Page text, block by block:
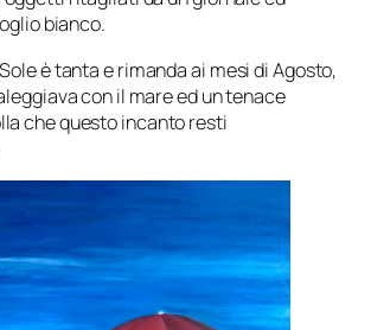
bianco.
è tanta e rimanda ai mesi di Agosto,
con il mare ed un tenace
che questo incanto resti